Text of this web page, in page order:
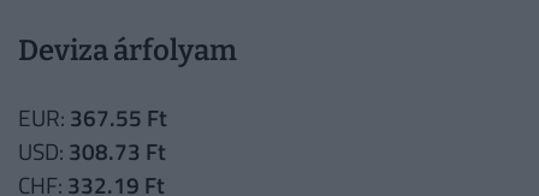
Deviza árfolyam
EUR: 367.55 Ft
USD: 308.73 Ft
CHF: 332.19 Ft